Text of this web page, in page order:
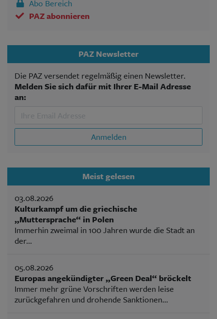
Abo Bereich
PAZ abonnieren
PAZ Newsletter
Die PAZ versendet regelmäßig einen Newsletter.
Melden Sie sich dafür mit Ihrer E-Mail Adresse
an:
Anmelden
Meist gelesen
03.08.2026
Kulturkampf um die griechische
„Muttersprache“ in Polen
Immerhin zweimal in 100 Jahren wurde die Stadt an
der...
05.08.2026
Europas angekündigter „Green Deal“ bröckelt
Immer mehr grüne Vorschriften werden leise
zurückgefahren und drohende Sanktionen...